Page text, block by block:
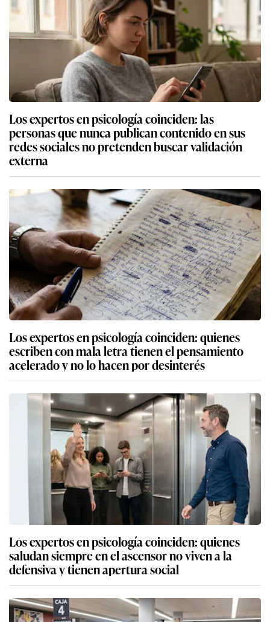
Los expertos en psicología coinciden: las
personas que nunca publican contenido en sus
redes sociales no pretenden buscar validación
externa
Los expertos en psicología coinciden: quienes
escriben con mala letra tienen el pensamiento
acelerado y no lo hacen por desinterés
Los expertos en psicología coinciden: quienes
saludan siempre en el ascensor no viven a la
defensiva y tienen apertura social